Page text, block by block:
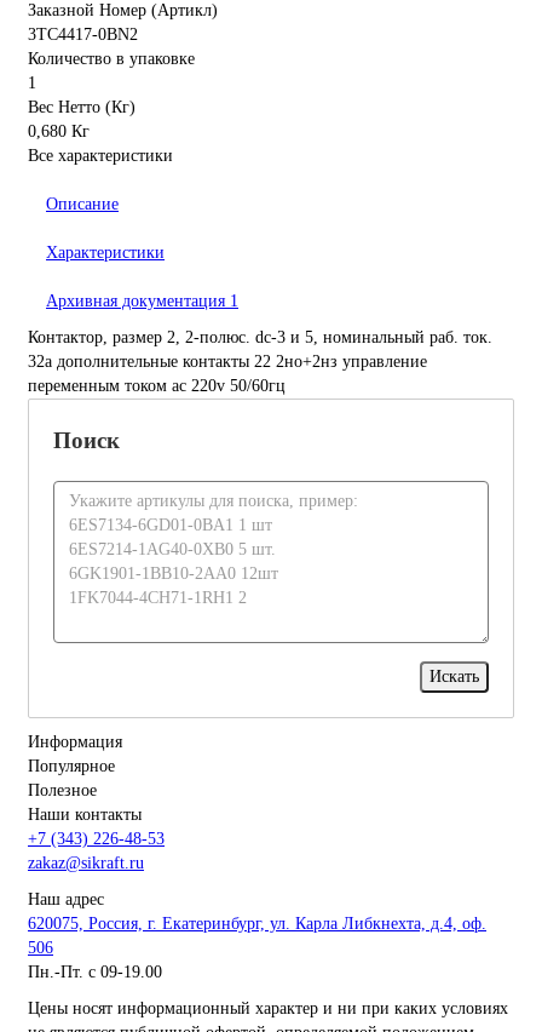
Заказной Номер (Артикл)
3TC4417-0BN2
Количество в упаковке
1
Вес Нетто (Кг)
0,680 Кг
Все характеристики
Описание
Характеристики
Архивная документация 1
Контактор, размер 2, 2-полюс. dc-3 и 5, номинальный раб. ток.
32a дополнительные контакты 22 2но+2нз управление
переменным током ac 220v 50/60гц
Поиск
Информация
Популярное
Полезное
Наши контакты
+7 (343) 226-48-53
zakaz@sikraft.ru
Наш адрес
620075, Россия, г. Екатеринбург, ул. Карла Либкнехта, д.4, оф.
506
Пн.-Пт. с 09-19.00
Цены носят информационный характер и ни при каких условиях